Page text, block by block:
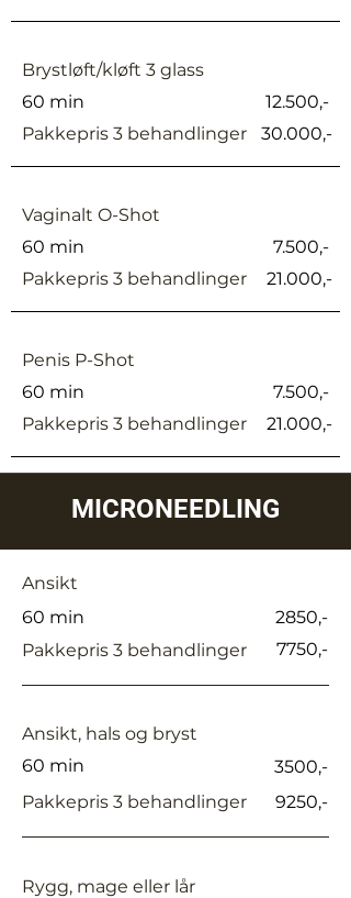
Brystløft/kløft 3 glass
60 min
12.500,-
Pakkepris 3 behandlinger
30.000,-
Vaginalt O-Shot
60 min
7.500,-
Pakkepris 3 behandlinger
21.000,-
Penis P-Shot
60 min
7.500,-
Pakkepris 3 behandlinger
21.000,-
MICRONEEDLING
Ansikt
60 min
2850,-
Pakkepris 3 behandlinger
7750,-
Ansikt, hals og bryst
60 min
3500,-
Pakkepris 3 behandlinger
9250,-
Rygg, mage eller lår